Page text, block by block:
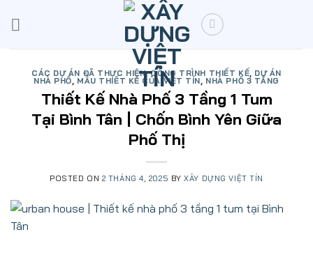
CÁC DỰ ÁN ĐÃ THỰC HIỆN,CÔNG TRÌNH THIẾT KẾ, DỰ ÁN
NHÀ PHỐ, MẪU THIẾT KẾ CỦA VIỆT TÍN, NHÀ PHỐ 3 TẦNG
Thiết Kế Nhà Phố 3 Tầng 1 Tum
Tại Bình Tân | Chốn Bình Yên Giữa
Phố Thị
POSTED ON 2 THÁNG 4, 2025 BYXÂY DỰNG VIỆT TÍN